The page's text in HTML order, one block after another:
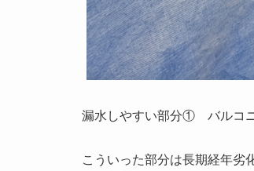
漏水しやすい部分① バルコニ
こういった部分は長期経年劣